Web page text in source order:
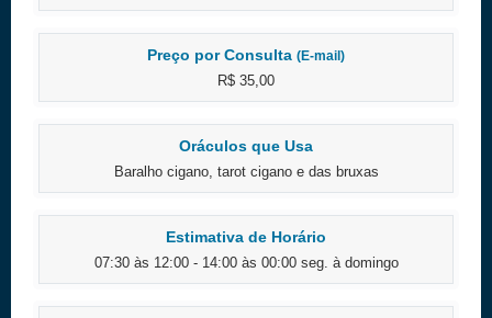
Preço por Consulta (E-mail)
R$ 35,00
Oráculos que Usa
Baralho cigano, tarot cigano e das bruxas
Estimativa de Horário
07:30 às 12:00 - 14:00 às 00:00 seg. à domingo